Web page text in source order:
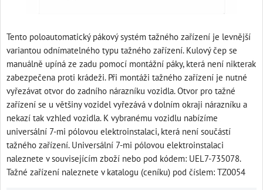
Tento poloautomatický pákový systém tažného zařízení je levnější
variantou odnímatelného typu tažného zařízení. Kulový čep se
manuálně upíná ze zadu pomocí montážní páky, která není nikterak
zabezpečena proti krádeži. Při montáži tažného zařízení je nutné
vyřezávat otvor do zadního nárazníku vozidla. Otvor pro tažné
zařízení se u většiny vozidel vyřezává v dolním okraji nárazníku a
nekazí tak vzhled vozidla. K vybranému vozidlu nabízíme
universální 7-mi pólovou elektroinstalaci, která není součástí
tažného zařízení. Universální 7-mi pólovou elektroinstalaci
naleznete v souvisejícím zboží nebo pod kódem: UEL7-735078.
Tažné zařízení naleznete v katalogu (ceníku) pod číslem: TZ0054